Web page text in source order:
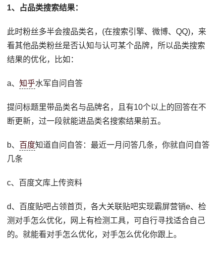
1、占品类搜索结果：
此时粉丝多半会搜品类名，(在搜索引擎、微博、QQ)，来
看其他品类粉丝是否认知与认可某个品牌，所以品类搜索
结果的优化，比如：
a、知乎水军自问自答
提问标题里带品类名与品牌名，且有10个以上的回答在不
断更新，过一段就能进品类名搜索结果前五。
b、 百度知道自问自答：最近一月问答几条，你就自问自答
几条
c、百度文库上传资料
d、百度贴吧占领首页，各大关联贴吧实现霸屏营销e、检
测对手怎么优化，网上有检测工具，可自行寻找适合自己
的。就能看对手怎么优化，对手怎么优化你跟上。